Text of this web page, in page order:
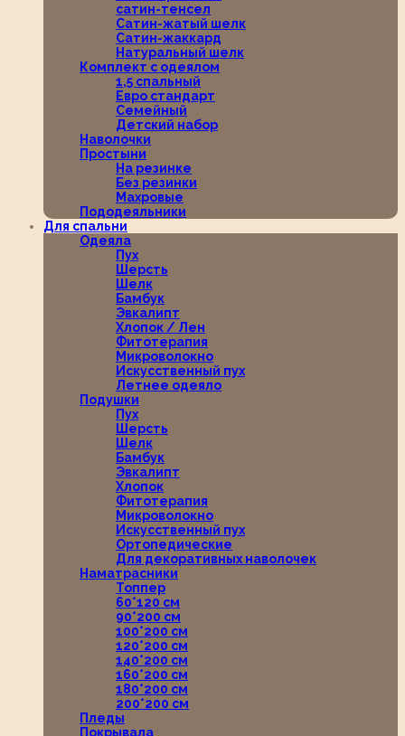
сатин-тенсел
Сатин-жатый шелк
Сатин-жаккард
Натуральный шелк
Комплект с одеялом
1,5 спальный
Евро стандарт
Семейный
Детский набор
Наволочки
Простыни
На резинке
Без резинки
Махровые
Пододеяльники
Для спальни
Одеяла
Пух
Шерсть
Шелк
Бамбук
Эвкалипт
Хлопок / Лен
Фитотерапия
Микроволокно
Искусственный пух
Летнее одеяло
Подушки
Пух
Шерсть
Шелк
Бамбук
Эвкалипт
Хлопок
Фитотерапия
Микроволокно
Искусственный пух
Ортопедические
Для декоративных наволочек
Наматрасники
Топпер
60*120 см
90*200 см
100*200 см
120*200 см
140*200 см
160*200 см
180*200 см
200*200 см
Пледы
Покрывала